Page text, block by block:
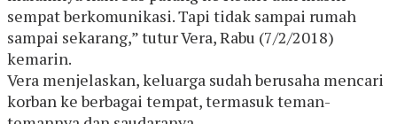
sempat berkomunikasi. Tapi tidak sampai rumah
sampai sekarang,” tutur Vera, Rabu (7/2/2018)
kemarin.
Vera menjelaskan, keluarga sudah berusaha mencari
korban ke berbagai tempat, termasuk teman-